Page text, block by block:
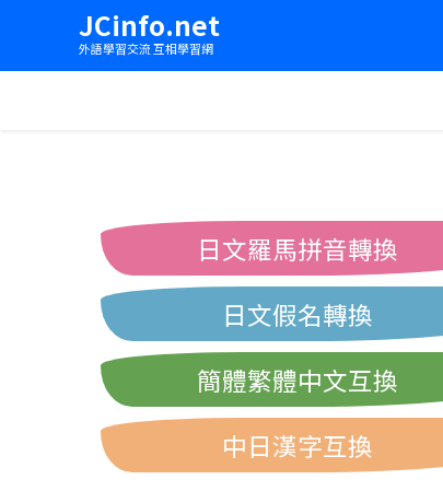
JCinfo.net
外語學習交流 互相學習網
日文羅馬拼音轉換
日文假名轉換
簡體繁體中文互換
中日漢字互換